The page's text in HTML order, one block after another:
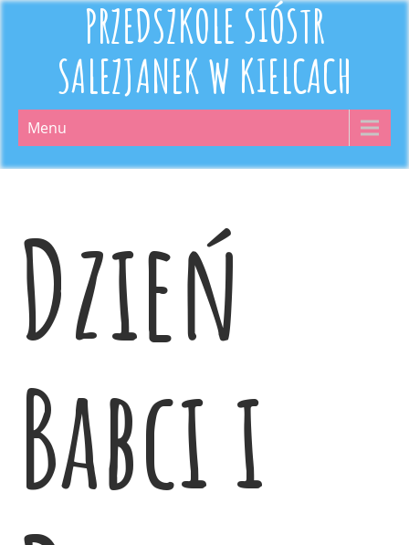
PRZEDSZKOLE SIÓSTR
SALEZJANEK W KIELCACH
Menu
Dzień
Babci i